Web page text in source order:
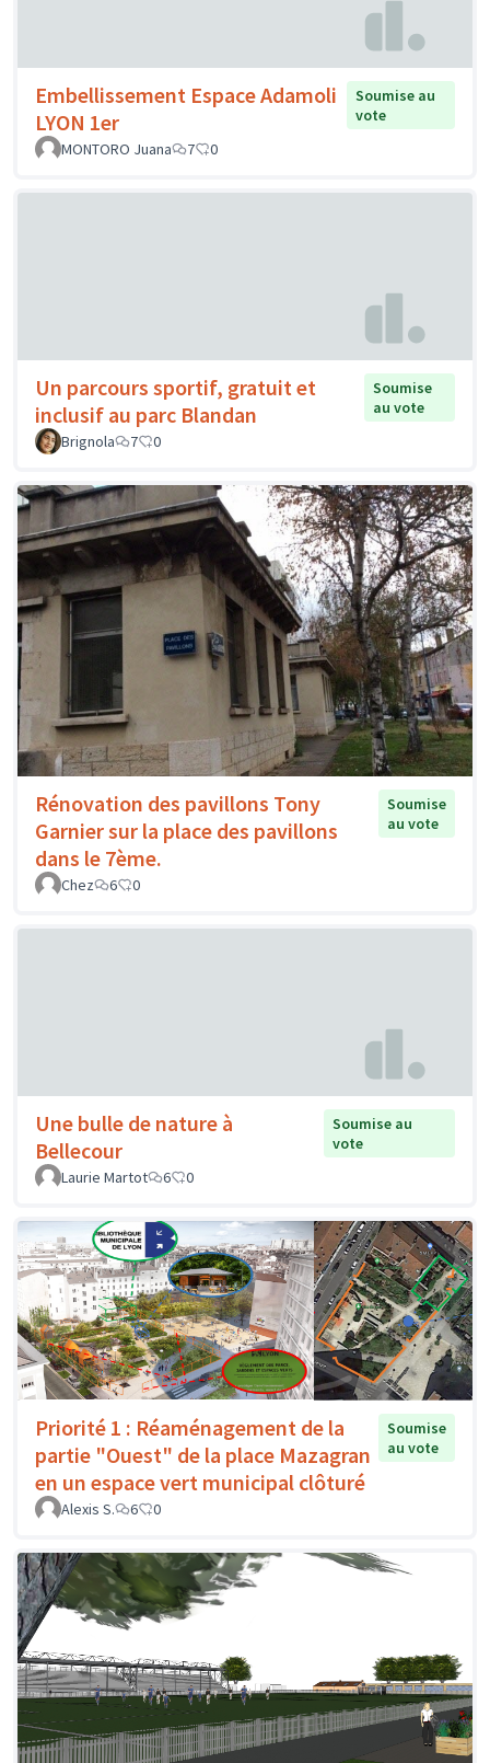
Embellissement Espace Adamoli
LYON 1er
Soumise au
vote
MONTORO Juana
7 0
Un parcours sportif, gratuit et
inclusif au parc Blandan
Soumise
au vote
Brignola
7 0
Rénovation des pavillons Tony
Garnier sur la place des pavillons
dans le 7ème.
Soumise
au vote
Chez 6 0
Une bulle de nature à
Bellecour
Soumise au
vote
Laurie Martot
6 0
Priorité 1 : Réaménagement de la
partie "Ouest" de la place Mazagran
en un espace vert municipal clôturé
Soumise
au vote
Alexis S. 6 0